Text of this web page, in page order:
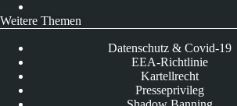
Weitere Themen
Datenschutz & Covid-19
EEA-Richtlinie
Kartellrecht
Presseprivileg